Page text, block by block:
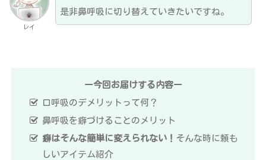
レイ
是非鼻呼吸に切り替えていきたいですね。
ー今回お届けする内容ー
口呼吸のデメリットって何？
鼻呼吸を癖づけることのメリット
癖はそんな簡単に変えられない！ そんな時に頼も
しいアイテム紹介